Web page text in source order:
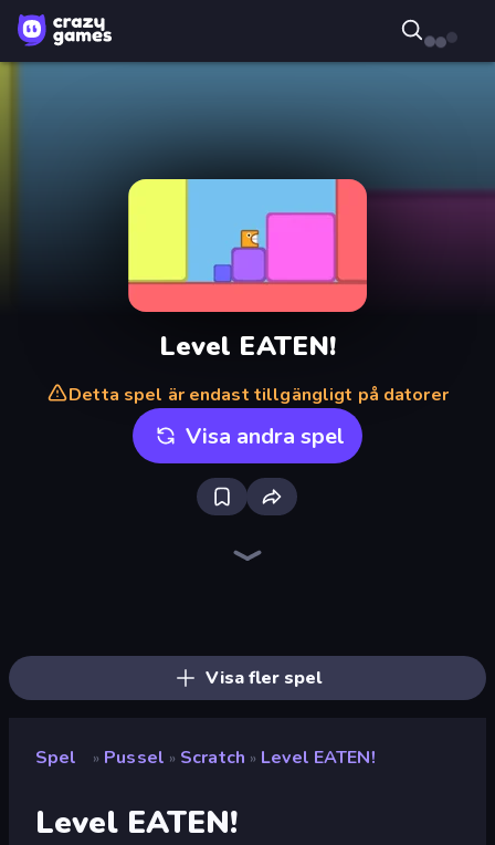
Level EATEN!
Detta spel är endast tillgängligt på datorer
Visa andra spel
Visa fler spel
Spel » Pussel » Scratch » Level EATEN!
Level EATEN!